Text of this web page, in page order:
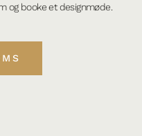
og booke et designmøde.